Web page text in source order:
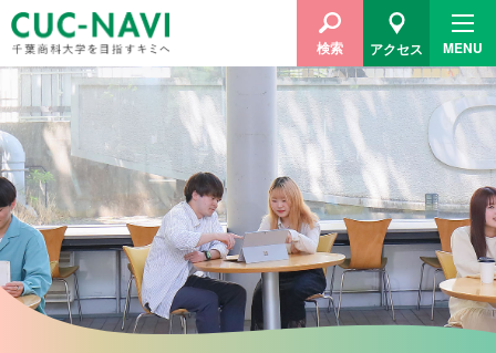
検索 アクセス MENU